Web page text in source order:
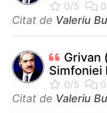
Citat de Valeriu
Grivan
Simfoniei
Citat de Valeriu